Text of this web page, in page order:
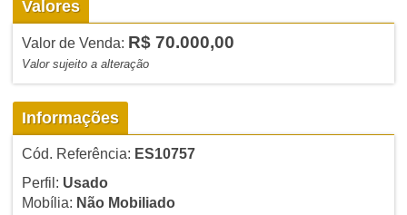
Valores
Valor de Venda: R$ 70.000,00
Valor sujeito a alteração
Informações
Cód. Referência: ES10757
Perfil: Usado
Mobília: Não Mobiliado